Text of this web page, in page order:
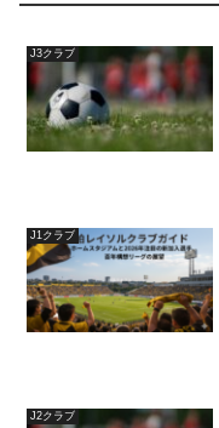
J3クラブ
J1クラブ
J2クラブ